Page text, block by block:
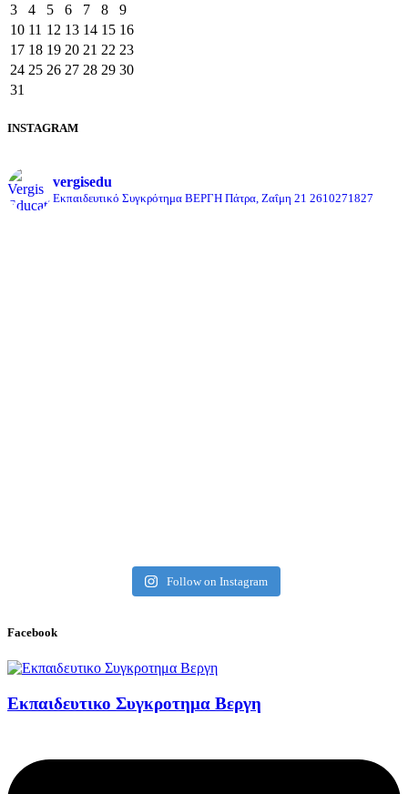
3
4 5 6 7 8
9
10 11 12 13 14 15 16
17 18 19 20 21 22 23
24 25 26 27 28 29 30
31
INSTAGRAM
vergisedu
Εκπαιδευτικό Συγκρότημα ΒΕΡΓΗ Πάτρα, Ζαΐμη 21 2610271827
Follow on Instagram
Facebook
Εκπαιδευτικο Συγκροτημα Βεργη